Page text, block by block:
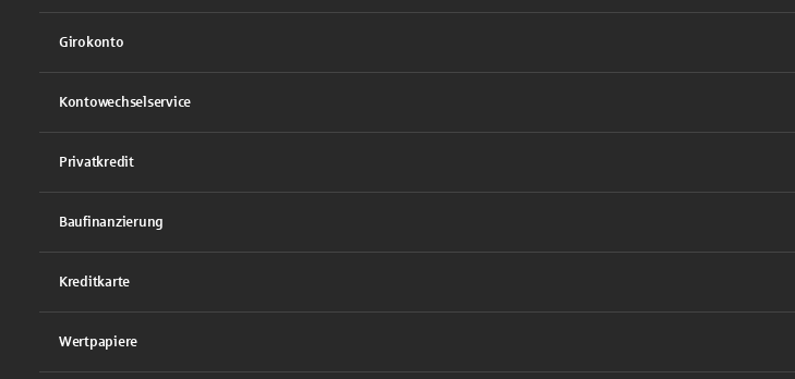
Girokonto
Kontowechselservice
Privatkredit
Baufinanzierung
Kreditkarte
Wertpapiere